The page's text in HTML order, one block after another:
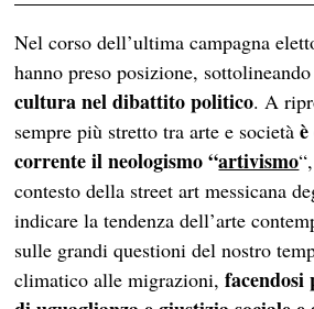
Nel corso dell’ultima campagna
hanno preso posizione,
cultura nel dibattito politico. A
sempre più stretto tra arte e società
corrente il neologismo “artivismo
contesto della street art messicana
indicare la tendenza dell’arte
sulle grandi questioni del nostro
climatico alle migrazioni,facendosi